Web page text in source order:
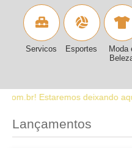
Servicos Esportes
Moda
avisos sobre novidades
Lançamentos